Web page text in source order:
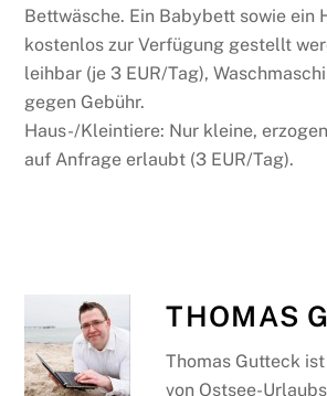
Bettwäsche. Ein Babybett sowie ein
kostenlos zur Verfügung gestellt
leihbar (je 3 EUR/Tag),
gegen Gebühr.
Haus-/Kleintiere: Nur kleine,
auf Anfrage erlaubt (3 EUR/Tag).
THOMAS
Thomas Gutteck
von Ostsee-